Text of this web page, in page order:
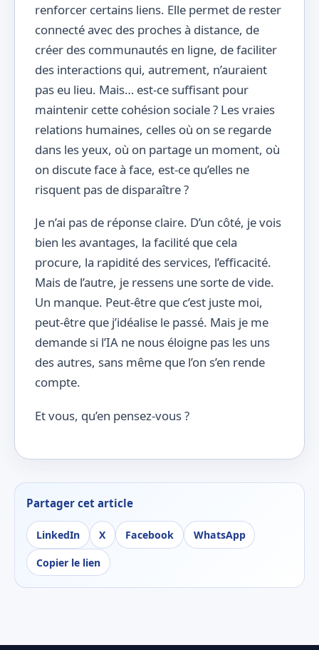
renforcer certains liens. Elle permet de rester
connecté avec des proches à distance, de
créer des communautés en ligne, de faciliter
des interactions qui, autrement, n’auraient
pas eu lieu. Mais… est-ce suffisant pour
maintenir cette cohésion sociale ? Les vraies
relations humaines, celles où on se regarde
dans les yeux, où on partage un moment, où
on discute face à face, est-ce qu’elles ne
risquent pas de disparaître ?
Je n’ai pas de réponse claire. D’un côté, je vois
bien les avantages, la facilité que cela
procure, la rapidité des services, l’efficacité.
Mais de l’autre, je ressens une sorte de vide.
Un manque. Peut-être que c’est juste moi,
peut-être que j’idéalise le passé. Mais je me
demande si l’IA ne nous éloigne pas les uns
des autres, sans même que l’on s’en rende
compte.
Et vous, qu’en pensez-vous ?
Partager cet article
LinkedIn X Facebook WhatsApp
Copier le lien